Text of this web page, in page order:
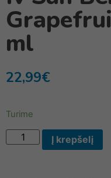
ml
22,99€
Turime
Į krepšelį